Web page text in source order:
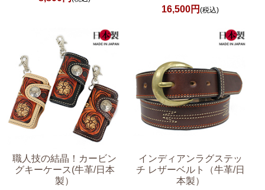
16,500円(税込)
職人技の結晶！カービン
グキーケース(牛革/日本
製）
インディアンラグステッ
チ レザーベルト（牛革/日
本製）